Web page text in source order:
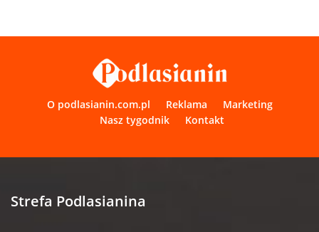
O podlasianin.com.pl Reklama
Marketing
Nasz tygodnik
Kontakt
Strefa Podlasianina